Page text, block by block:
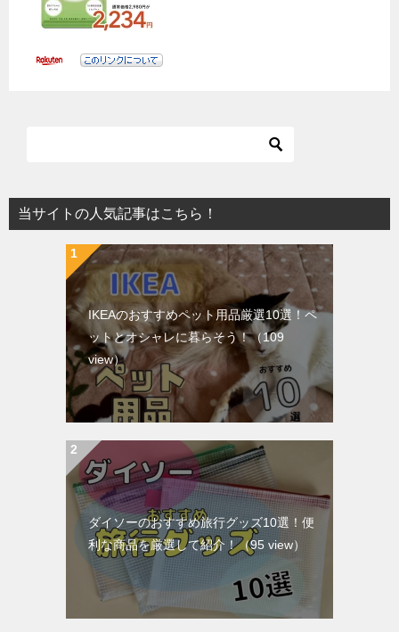
当サイトの人気記事はこちら！
IKEAのおすすめペット用品厳選10選！ペ
ットとオシャレに暮らそう！（109
view）
ダイソーのおすすめ旅行グッズ10選！便
利な商品を厳選して紹介！（95 view）